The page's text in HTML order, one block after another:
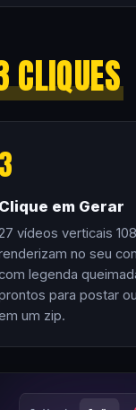
3
Clique em Gerar
vídeos verticais
no seu
legenda
para postar
um zip.